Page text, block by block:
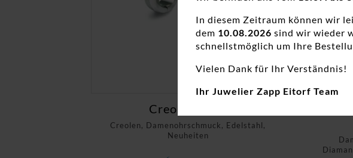
Creolen, Damenohrschmuck, Edelstahl,
Neuheiten
Creolen Titan
In diesem Zeitraum können wir
dem 10.08.2026 sind wir wieder
schnellstmöglich um Ihre
Vielen Dank für Ihr Verständnis!
Ihr Juwelier Zapp Eitorf Team